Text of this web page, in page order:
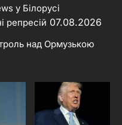
у Білорусі
репресій 07.08.2026
над Ормузькою